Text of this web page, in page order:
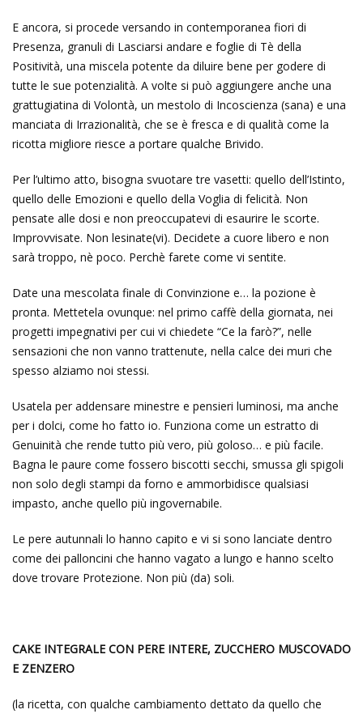
E ancora, si procede versando in contemporanea fiori di
Presenza, granuli di Lasciarsi andare e foglie di Tè della
Positività, una miscela potente da diluire bene per godere di
tutte le sue potenzialità. A volte si può aggiungere anche una
grattugiatina di Volontà, un mestolo di Incoscienza (sana) e una
manciata di Irrazionalità, che se è fresca e di qualità come la
ricotta migliore riesce a portare qualche Brivido.
Per l’ultimo atto, bisogna svuotare tre vasetti: quello dell’Istinto,
quello delle Emozioni e quello della Voglia di felicità. Non
pensate alle dosi e non preoccupatevi di esaurire le scorte.
Improvvisate. Non lesinate(vi). Decidete a cuore libero e non
sarà troppo, nè poco. Perchè farete come vi sentite.
Date una mescolata finale di Convinzione e… la pozione è
pronta. Mettetela ovunque: nel primo caffè della giornata, nei
progetti impegnativi per cui vi chiedete “Ce la farò?”, nelle
sensazioni che non vanno trattenute, nella calce dei muri che
spesso alziamo noi stessi.
Usatela per addensare minestre e pensieri luminosi, ma anche
per i dolci, come ho fatto io. Funziona come un estratto di
Genuinità che rende tutto più vero, più goloso… e più facile.
Bagna le paure come fossero biscotti secchi, smussa gli spigoli
non solo degli stampi da forno e ammorbidisce qualsiasi
impasto, anche quello più ingovernabile.
Le pere autunnali lo hanno capito e vi si sono lanciate dentro
come dei palloncini che hanno vagato a lungo e hanno scelto
dove trovare Protezione. Non più (da) soli.
CAKE INTEGRALE CON PERE INTERE, ZUCCHERO MUSCOVADO
E ZENZERO
(la ricetta, con qualche cambiamento dettato da quello che